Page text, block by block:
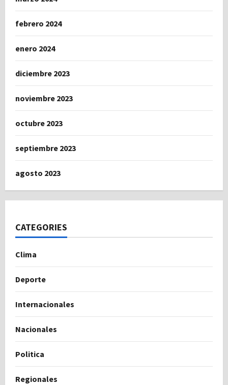
febrero 2024
enero 2024
diciembre 2023
noviembre 2023
octubre 2023
septiembre 2023
agosto 2023
CATEGORIES
Clima
Deporte
Internacionales
Nacionales
Politica
Regionales